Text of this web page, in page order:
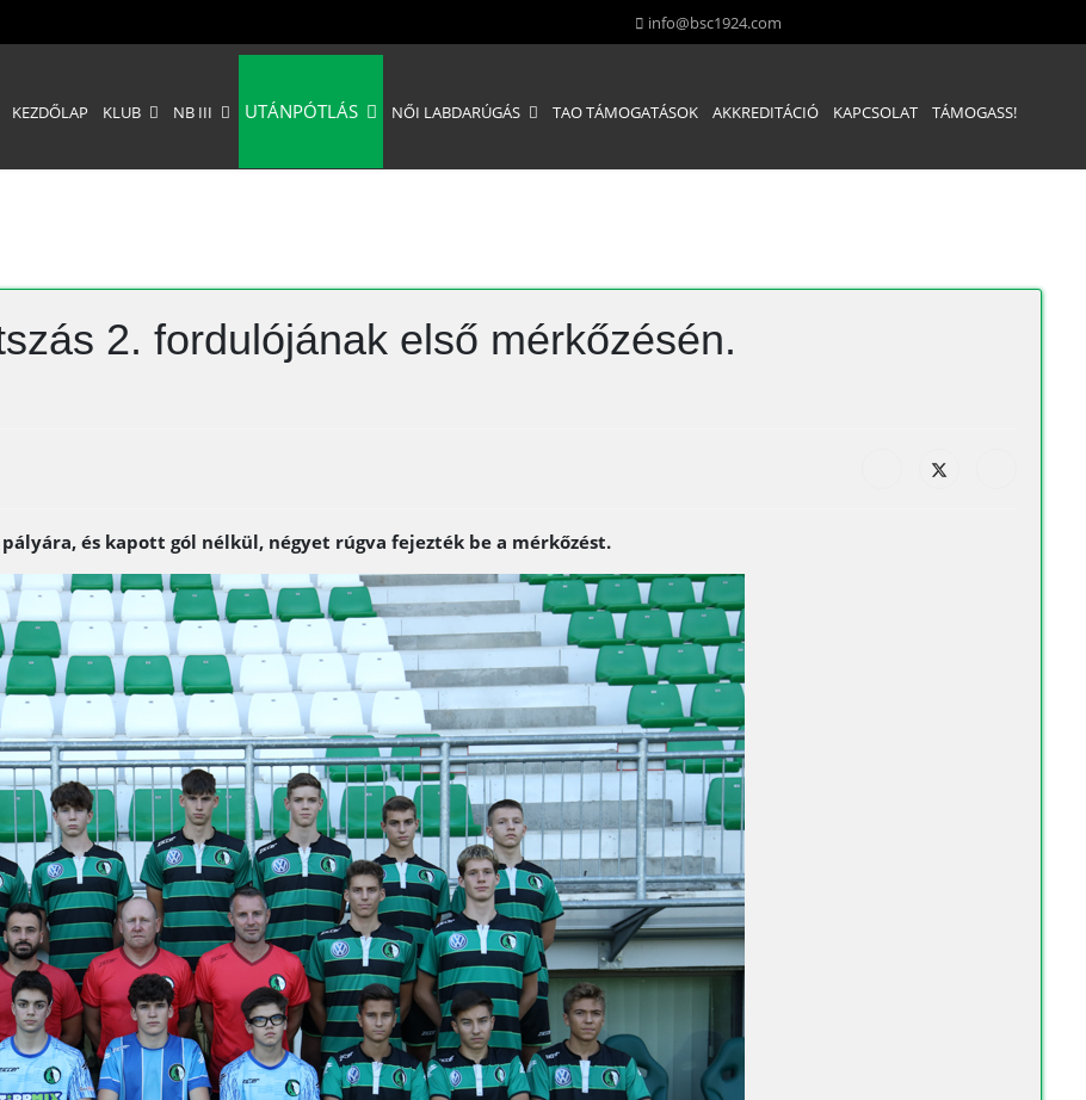
info@bsc1924.com
KEZDŐLAP KLUB NB III UTÁNPÓTLÁS NŐI LABDARÚGÁS TAO TÁMOGATÁSOK AKKREDITÁCIÓ KAPCSOLAT TÁMOGASS!
2. fordulójának első mérkőzésén.
és kapott gól nélkül, négyet rúgva fejezték be a mérkőzést.